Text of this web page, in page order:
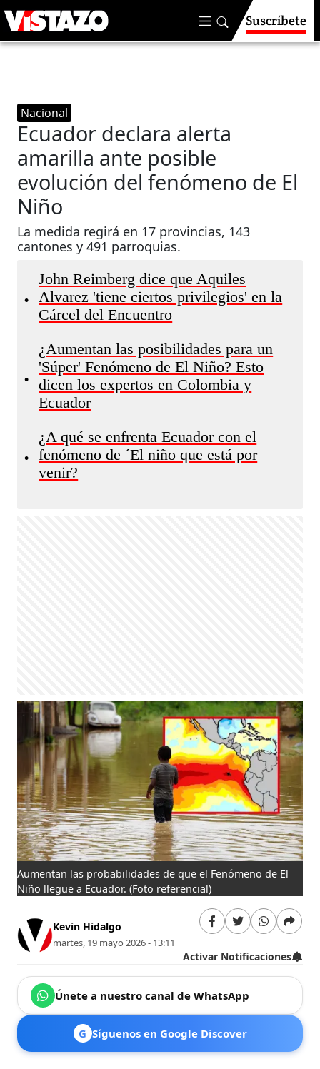
Suscríbete
Nacional
Ecuador declara alerta
amarilla ante posible
evolución del fenómeno de El
Niño
La medida regirá en 17 provincias, 143
cantones y 491 parroquias.
•
John Reimberg dice que Aquiles
Alvarez 'tiene ciertos privilegios' en la
Cárcel del Encuentro
•
¿Aumentan las posibilidades para un
'Súper' Fenómeno de El Niño? Esto
dicen los expertos en Colombia y
Ecuador
•
¿A qué se enfrenta Ecuador con el
fenómeno de ´El niño que está por
venir?
Aumentan las probabilidades de que el Fenómeno de El
Niño llegue a Ecuador. (Foto referencial)
Kevin Hidalgo
martes, 19 mayo 2026 - 13:11
Activar Notificaciones
Únete a nuestro canal de WhatsApp
G Síguenos en Google Discover